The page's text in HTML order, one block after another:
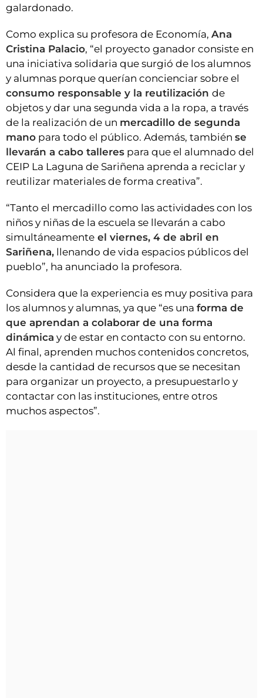
galardonado.
Como explica su profesora de Economía, Ana
Cristina Palacio, “el proyecto ganador consiste en
una iniciativa solidaria que surgió de los alumnos
y alumnas porque querían concienciar sobre el
consumo responsable y la reutilización de
objetos y dar una segunda vida a la ropa, a través
de la realización de un mercadillo de segunda
mano para todo el público. Además, también se
llevarán a cabo talleres para que el alumnado del
CEIP La Laguna de Sariñena aprenda a reciclar y
reutilizar materiales de forma creativa”.
“Tanto el mercadillo como las actividades con los
niños y niñas de la escuela se llevarán a cabo
simultáneamente el viernes, 4 de abril en
Sariñena, llenando de vida espacios públicos del
pueblo”, ha anunciado la profesora.
Considera que la experiencia es muy positiva para
los alumnos y alumnas, ya que “es una forma de
que aprendan a colaborar de una forma
dinámica y de estar en contacto con su entorno.
Al final, aprenden muchos contenidos concretos,
desde la cantidad de recursos que se necesitan
para organizar un proyecto, a presupuestarlo y
contactar con las instituciones, entre otros
muchos aspectos”.